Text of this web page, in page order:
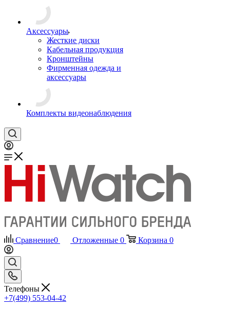
Аксессуары
Жесткие диски
Кабельная продукция
Кронштейны
Фирменная одежда и
аксессуары
Комплекты видеонаблюдения
Сравнение0 Отложенные 0 Корзина 0
Телефоны
+7(499) 553-04-42